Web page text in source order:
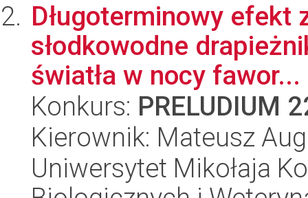
Długoterminowy efekt
słodkowodne
światła w nocy fawor...
Konkurs: PRELUDIUM
Kierownik: Mateusz
Uniwersytet Mikołaja